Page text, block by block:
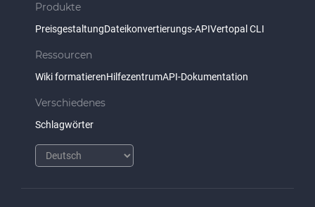
Produkte
PreisgestaltungDateikonvertierungs-APIVertopal CLI
Ressourcen
Wiki formatierenHilfezentrumAPI-Dokumentation
Verschiedenes
Schlagwörter